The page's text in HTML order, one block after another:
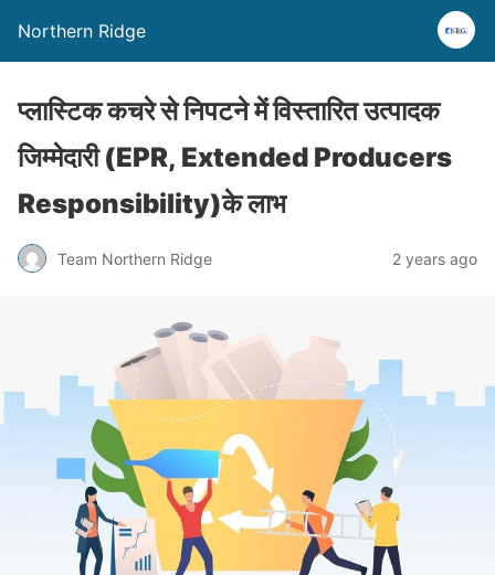
Northern Ridge
प्लास्टिक कचरे से निपटने में विस्तारित उत्पादक
जिम्मेदारी (EPR, Extended Producers
Responsibility)के लाभ
Team Northern Ridge 2 years ago